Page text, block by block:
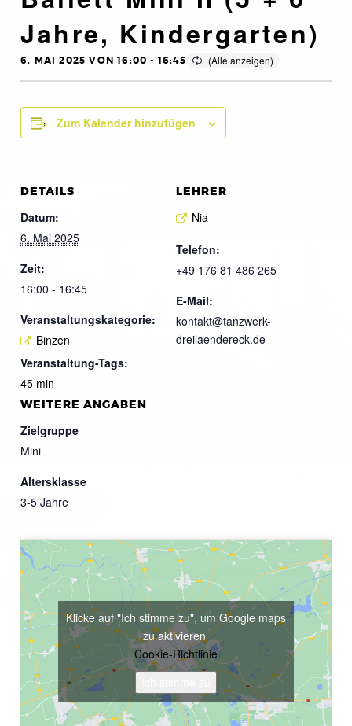
Jahre, Kindergarten)
6. MAI 2025 VON 16:00 - 16:45
Zum Kalender hinzufügen
DETAILS
Datum:
6. Mai 2025
Zeit:
16:00 - 16:45
Veranstaltungskategorie:
Binzen
Veranstaltung-Tags:
45 min
LEHRER
Nia
Telefon:
+49 176 81 486 265
E-Mail:
kontakt@tanzwerk-
dreilaendereck.de
WEITERE ANGABEN
Zielgruppe
Mini
Altersklasse
3-5 Jahre
Klicke auf "Ich stimme zu", um Google maps
zu aktivieren
Cookie-Richtlinie